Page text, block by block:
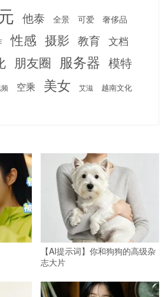
他泰 全景 可爱 奢侈品
性感 摄影 教育 文档
朋友圈 服务器 模特
空乘 美女 艾滋 越南文化
【AI提示词】你和狗狗的高级杂
志大片